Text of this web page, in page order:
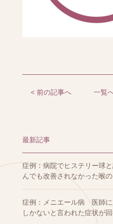
< 前の記事へ 一覧
最新記事
症例：病院でヒステリー球
んでも改善されなかった喉
症例：メニエール病 医師に
しかないと言われた症状が回